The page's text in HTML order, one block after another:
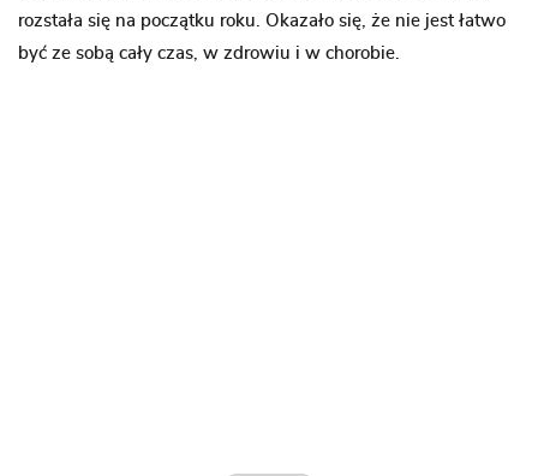
rozstała się na początku roku. Okazało się, że nie jest łatwo
być ze sobą cały czas, w zdrowiu i w chorobie.